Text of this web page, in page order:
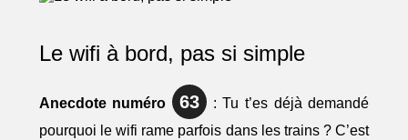
Le wifi à bord, pas si simple
Anecdote numéro 63 : Tu t’es déjà demandé
pourquoi le wifi rame parfois dans les trains ? C’est